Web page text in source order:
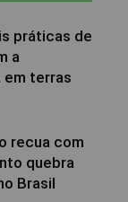
práticas de
a
em terras
recua com
quebra
Brasil